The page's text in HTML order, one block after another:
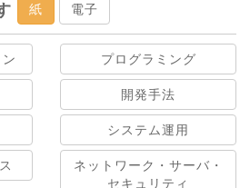
紙 電子
プログラミング
開発手法
システム運用
ネットワーク・サーバ・
セキュリティ